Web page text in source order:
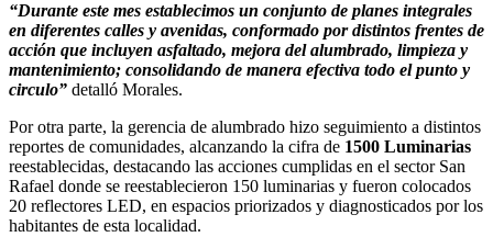
“Durante este mes establecimos un conjunto de planes integrales
en diferentes calles y avenidas, conformado por distintos frentes de
acción que incluyen asfaltado, mejora del alumbrado, limpieza y
mantenimiento; consolidando de manera efectiva todo el punto y
circulo” detalló Morales.
Por otra parte, la gerencia de alumbrado hizo seguimiento a distintos
reportes de comunidades, alcanzando la cifra de 1500 Luminarias
reestablecidas, destacando las acciones cumplidas en el sector San
Rafael donde se reestablecieron 150 luminarias y fueron colocados
20 reflectores LED, en espacios priorizados y diagnosticados por los
habitantes de esta localidad.